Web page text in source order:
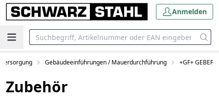
Anmelden
Versorgung Gebäudeeinführungen / Mauerdurchführung +GF+ GEBEF
Zubehör